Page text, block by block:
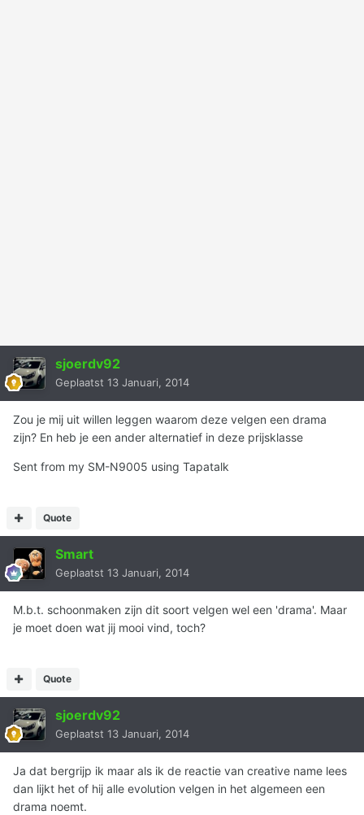
sjoerdv92
Geplaatst 13 Januari, 2014
Zou je mij uit willen leggen waarom deze velgen een drama
zijn? En heb je een ander alternatief in deze prijsklasse
Sent from my SM-N9005 using Tapatalk
Quote
Smart
Geplaatst 13 Januari, 2014
M.b.t. schoonmaken zijn dit soort velgen wel een 'drama'. Maar
je moet doen wat jij mooi vind, toch?
Quote
sjoerdv92
Geplaatst 13 Januari, 2014
Ja dat bergrijp ik maar als ik de reactie van creative name lees
dan lijkt het of hij alle evolution velgen in het algemeen een
drama noemt.